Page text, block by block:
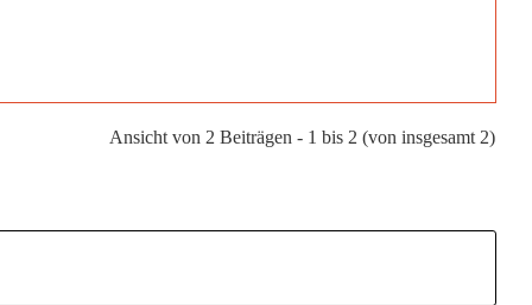
Ansicht von 2 Beiträgen - 1 bis 2 (von insgesamt 2)